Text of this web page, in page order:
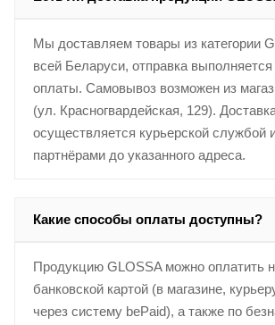
Мы доставляем товары из категории
всей Беларуси, отправка
оплаты. Самовывоз возможен из
(ул. Красногвардейская, 129).
осуществляется курьерской службой
партнёрами до указанного адреса.
Какие способы оплаты доступны?
Продукцию GLOSSA можно оплатить
банковской картой (в магазине,
через систему bePaid), а также по